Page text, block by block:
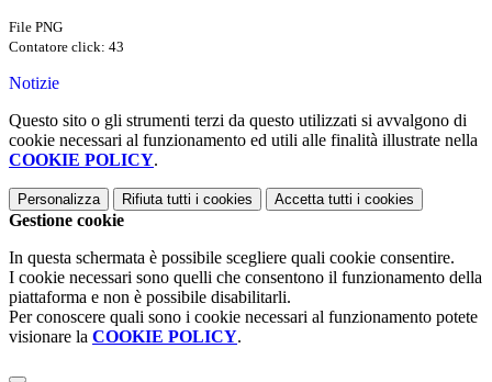
File PNG
Contatore click: 43
Notizie
Questo sito o gli strumenti terzi da questo utilizzati si avvalgono di
cookie necessari al funzionamento ed utili alle finalità illustrate nella
COOKIE POLICY.
Personalizza Rifiuta tutti i cookies Accetta tutti i cookies
Gestione cookie
In questa schermata è possibile scegliere quali cookie consentire.
I cookie necessari sono quelli che consentono il funzionamento della
piattaforma e non è possibile disabilitarli.
Per conoscere quali sono i cookie necessari al funzionamento potete
visionare la COOKIE POLICY.